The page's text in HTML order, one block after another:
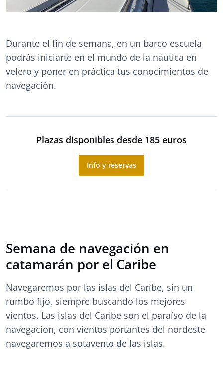
Durante el fin de semana, en un barco escuela
podrás iniciarte en el mundo de la náutica en
velero y poner en práctica tus conocimientos de
navegación.
Plazas disponibles desde 185 euros
Info y reservas
Semana de navegación en
catamarán por el Caribe
Navegaremos por las islas del Caribe, sin un
rumbo fijo, siempre buscando los mejores
vientos. Las islas del Caribe son el paraíso de la
navegacion, con vientos portantes del nordeste
navegaremos a sotavento de las islas.